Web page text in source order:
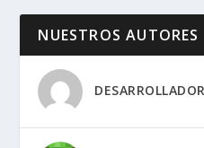
NUESTROS AUTORES
DESARROLLADOR